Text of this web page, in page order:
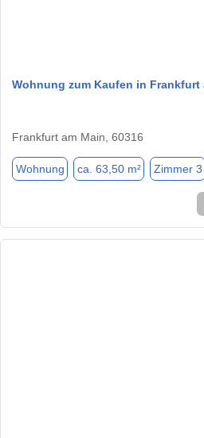
Wohnung zum Kaufen in Frankfurt
Frankfurt am Main, 60316
Wohnung ca. 63,50 m² Zimmer 3